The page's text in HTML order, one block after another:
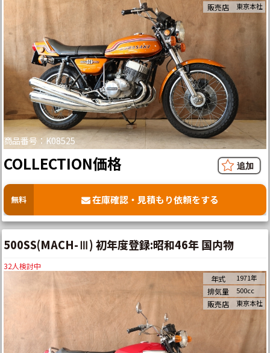
商品番号：K08525
販売店 東京本社
COLLECTION価格
無料 在庫確認・見積もり依頼をする
500SS(MACH-Ⅲ) 初年度登録:昭和46年 国内物
32人検討中
年式
1971年
排気量 500cc
販売店 東京本社